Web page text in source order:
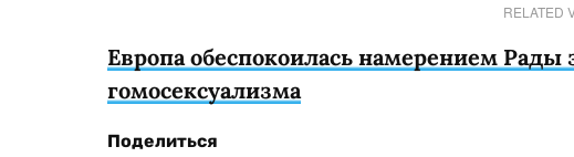
RELATED
Европа обеспокоилась намерением Рады
гомосексуализма
Поделиться